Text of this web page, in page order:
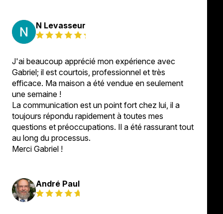
N Levasseur
J'ai beaucoup apprécié mon expérience avec
Gabriel; il est courtois, professionnel et très
efficace. Ma maison a été vendue en seulement
une semaine !
La communication est un point fort chez lui, il a
toujours répondu rapidement à toutes mes
questions et préoccupations. Il a été rassurant tout
au long du processus.
Merci Gabriel !
André Paul